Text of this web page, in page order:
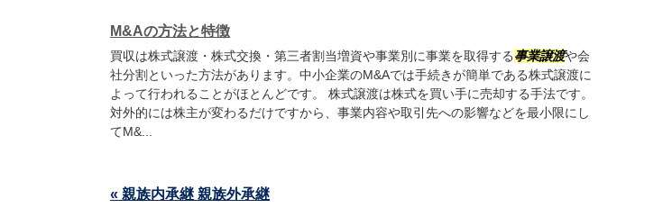
M&Aの方法と特徴
買収は株式譲渡・株式交換・第三者割当増資や事業別に事業を取得する事業譲渡や会
社分割といった方法があります。中小企業のM&Aでは手続きが簡単である株式譲渡に
よって行われることがほとんどです。 株式譲渡は株式を買い手に売却する手法です。
対外的には株主が変わるだけですから、事業内容や取引先への影響などを最小限にし
てM&...
« 親族内承継 親族外承継